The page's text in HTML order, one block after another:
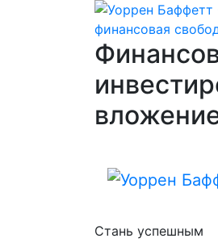
Стань успешным